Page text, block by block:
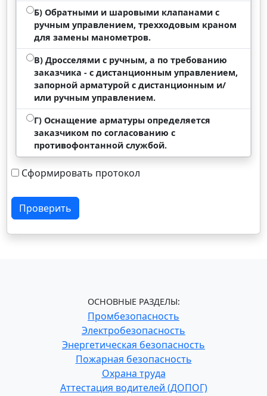
Б) Обратными и шаровыми клапанами с
ручным управлением, трехходовым краном
для замены манометров.
В) Дросселями с ручным, а по требованию
заказчика - с дистанционным управлением,
запорной арматурой с дистанционным и/
или ручным управлением.
Г) Оснащение арматуры определяется
заказчиком по согласованию с
противофонтанной службой.
Сформировать протокол
Проверить
ОСНОВНЫЕ РАЗДЕЛЫ:
Промбезопасность
Электробезопасность
Энергетическая безопасность
Пожарная безопасность
Охрана труда
Аттестация водителей (ДОПОГ)